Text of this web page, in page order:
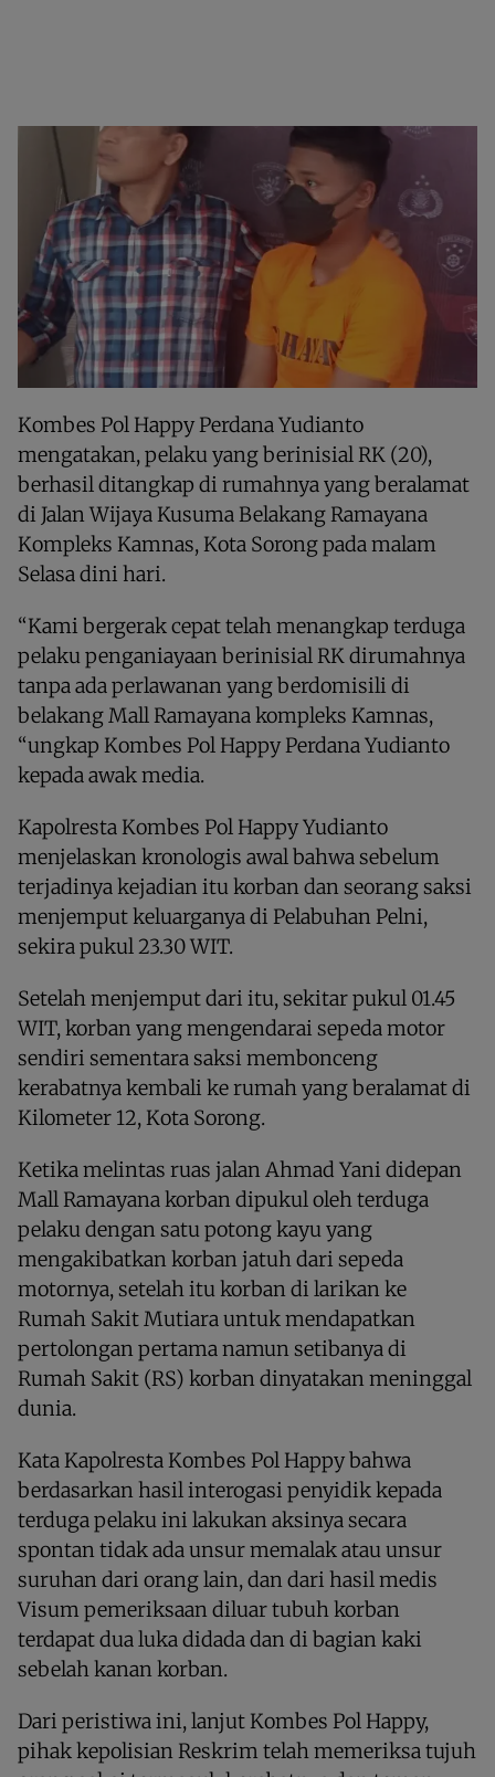
Kombes Pol Happy Perdana Yudianto
mengatakan, pelaku yang berinisial RK (20),
berhasil ditangkap di rumahnya yang beralamat
di Jalan Wijaya Kusuma Belakang Ramayana
Kompleks Kamnas, Kota Sorong pada malam
Selasa dini hari.
“Kami bergerak cepat telah menangkap terduga
pelaku penganiayaan berinisial RK dirumahnya
tanpa ada perlawanan yang berdomisili di
belakang Mall Ramayana kompleks Kamnas,
“ungkap Kombes Pol Happy Perdana Yudianto
kepada awak media.
Kapolresta Kombes Pol Happy Yudianto
menjelaskan kronologis awal bahwa sebelum
terjadinya kejadian itu korban dan seorang saksi
menjemput keluarganya di Pelabuhan Pelni,
sekira pukul 23.30 WIT.
Setelah menjemput dari itu, sekitar pukul 01.45
WIT, korban yang mengendarai sepeda motor
sendiri sementara saksi membonceng
kerabatnya kembali ke rumah yang beralamat di
Kilometer 12, Kota Sorong.
Ketika melintas ruas jalan Ahmad Yani didepan
Mall Ramayana korban dipukul oleh terduga
pelaku dengan satu potong kayu yang
mengakibatkan korban jatuh dari sepeda
motornya, setelah itu korban di larikan ke
Rumah Sakit Mutiara untuk mendapatkan
pertolongan pertama namun setibanya di
Rumah Sakit (RS) korban dinyatakan meninggal
dunia.
Kata Kapolresta Kombes Pol Happy bahwa
berdasarkan hasil interogasi penyidik kepada
terduga pelaku ini lakukan aksinya secara
spontan tidak ada unsur memalak atau unsur
suruhan dari orang lain, dan dari hasil medis
Visum pemeriksaan diluar tubuh korban
terdapat dua luka didada dan di bagian kaki
sebelah kanan korban.
Dari peristiwa ini, lanjut Kombes Pol Happy,
pihak kepolisian Reskrim telah memeriksa tujuh